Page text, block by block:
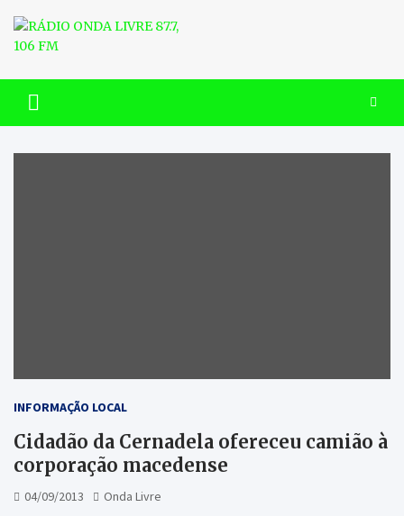
content
RÁDIO ONDA LIVRE 87.7, 106
FM
INFORMAÇÃO LOCAL
Cidadão da Cernadela ofereceu camião à
corporação macedense
04/09/2013 Onda Livre